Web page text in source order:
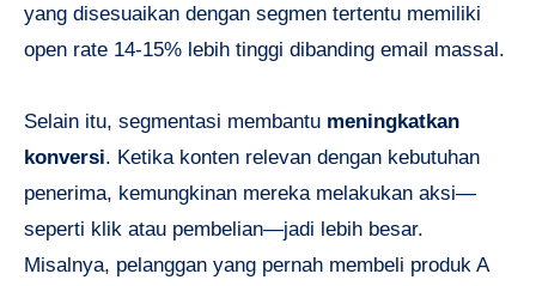
yang disesuaikan dengan segmen tertentu memiliki
open rate 14-15% lebih tinggi dibanding email massal.
Selain itu, segmentasi membantu meningkatkan
konversi. Ketika konten relevan dengan kebutuhan
penerima, kemungkinan mereka melakukan aksi—
seperti klik atau pembelian—jadi lebih besar.
Misalnya, pelanggan yang pernah membeli produk A